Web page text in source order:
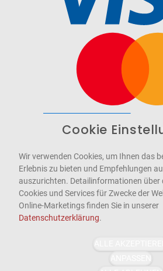
WCAG-2.1-AA
Cookie
Wir verwenden Cookies, um Ihnen das
Erlebnis zu bieten und Empfehlungen
auszurichten. Detailinformationen über
Cookies und Services für Zwecke der
Online-Marketings finden Sie in unserer
Datenschutzerklärung.
ALLE AKZEPTIEREN
ANPASSEN